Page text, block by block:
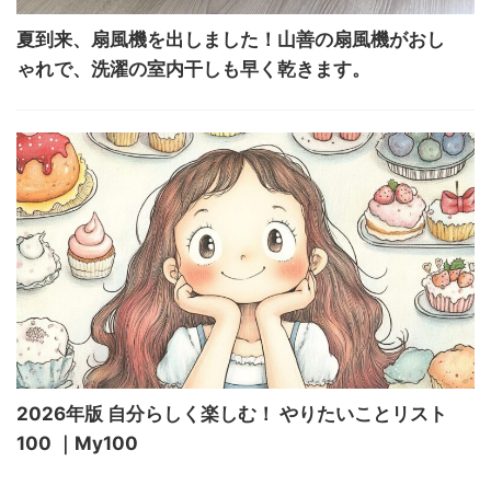
夏到来、扇風機を出しました！山善の扇風機がおし
ゃれで、洗濯の室内干しも早く乾きます。
2026年版 自分らしく楽しむ！ やりたいことリスト
100 ｜My100